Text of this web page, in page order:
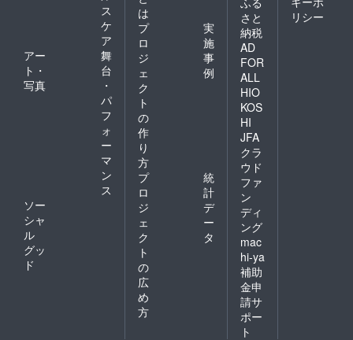
ス
ケ
ア
アー
ト・
写真
舞
台
・
パ
フ
ォ
ー
マ
ン
ス
ソー
シャ
ル
グッ
ド
は
プ
ロ
ジ
ェ
ク
ト
の
作
り
方
実
施
事
例
プ
ロ
ジ
ェ
ク
ト
の
広
め
方
統
計
デ
ー
タ
さと
納税
AD
FOR
ALL
HIO
KOS
HI
JFA
クラ
ウド
ファ
ン
ディ
ング
mac
hi-ya
補助
金申
請サ
ポー
ト
リシー